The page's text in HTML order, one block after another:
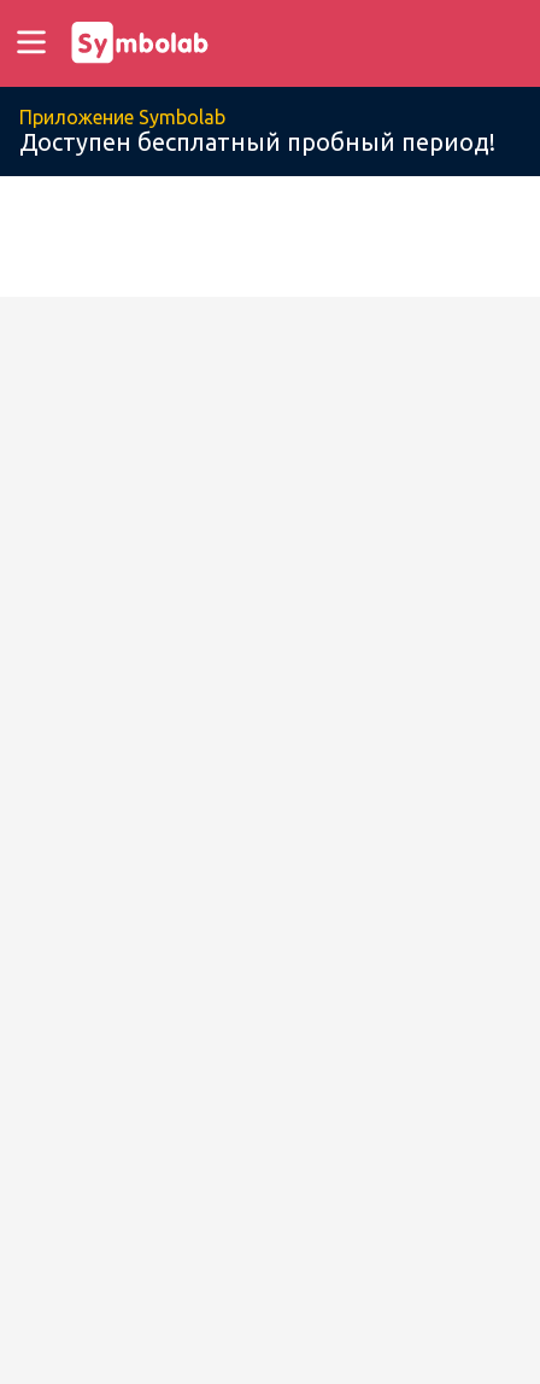
Приложение Symbolab
Доступен бесплатный пробный период!